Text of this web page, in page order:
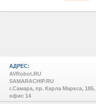
АДРЕС:
AVRobot.RU
SAMARACHIP.RU
г.Самара, пр. Карла Маркса, 185,
офис 14